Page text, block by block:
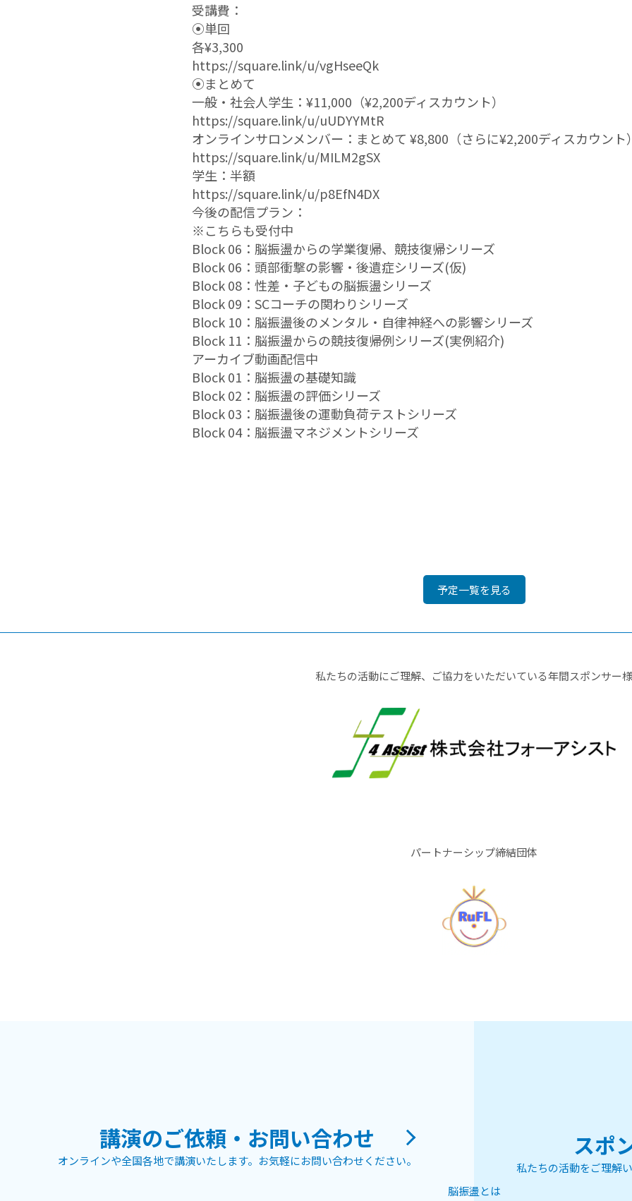
受講費：
⦿単回
各¥3,300
https://square.link/u/vgHseeQk
⦿まとめて
一般・社会人学生：¥11,000（¥2,200ディスカウント）
https://square.link/u/uUDYYMtR
オンラインサロンメンバー：まとめて ¥8,800（さらに¥2,200ディスカウント）
https://square.link/u/MILM2gSX
学生：半額
https://square.link/u/p8EfN4DX
今後の配信プラン：
※こちらも受付中
Block 06：脳振盪からの学業復帰、競技復帰シリーズ
Block 06：頭部衝撃の影響・後遺症シリーズ(仮)
Block 08：性差・子どもの脳振盪シリーズ
Block 09：SCコーチの関わりシリーズ
Block 10：脳振盪後のメンタル・自律神経への影響シリーズ
Block 11：脳振盪からの競技復帰例シリーズ(実例紹介)
アーカイブ動画配信中
Block 01：脳振盪の基礎知識
Block 02：脳振盪の評価シリーズ
Block 03：脳振盪後の運動負荷テストシリーズ
Block 04：脳振盪マネジメントシリーズ
予定一覧を見る
私たちの活動にご理解、ご協力をいただいている年間スポンサー様
パートナーシップ締結団体
講演のご依頼・お問い合わせ
オンラインや全国各地で講演いたします。お気軽にお問い合わせください。 スポ
私たちの活動をご理解
脳振盪とは